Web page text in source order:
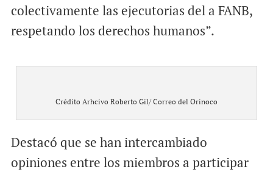
colectivamente las ejecutorias del a FANB,
respetando los derechos humanos”.
Crédito Arhcivo Roberto Gil/ Correo del Orinoco
Destacó que se han intercambiado
opiniones entre los miembros a participar